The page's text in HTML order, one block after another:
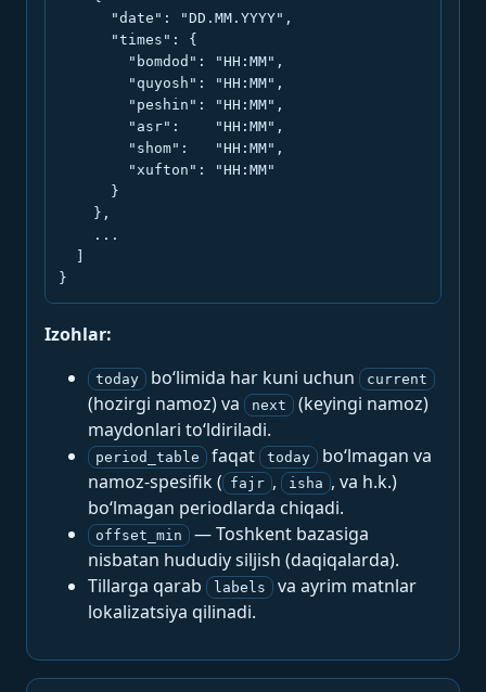
      "date": "DD.MM.YYYY",
      "times": {
        "bomdod": "HH:MM",
        "quyosh": "HH:MM",
        "peshin": "HH:MM",
        "asr":    "HH:MM",
        "shom":   "HH:MM",
        "xufton": "HH:MM"
      }
    },
    ...
}
Izohlar:
today bo‘limida har kuni uchun current
(hozirgi namoz) va next
(keyingi namoz)
maydonlari to‘ldiriladi.
period_table faqat today
bo‘lmagan va
namoz-spesifik ( fajr , isha , va h.k.)
bo‘lmagan periodlarda chiqadi.
offset_min
— Toshkent bazasiga
nisbatan hududiy siljish (daqiqalarda).
Tillarga qarab
labels
va ayrim matnlar
lokalizatsiya qilinadi.